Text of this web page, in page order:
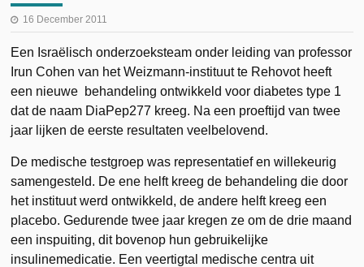
16 December 2011
Een Israëlisch onderzoeksteam onder leiding van professor
Irun Cohen van het Weizmann-instituut te Rehovot heeft
een nieuwe behandeling ontwikkeld voor diabetes type 1
dat de naam DiaPep277 kreeg. Na een proeftijd van twee
jaar lijken de eerste resultaten veelbelovend.
De medische testgroep was representatief en willekeurig
samengesteld. De ene helft kreeg de behandeling die door
het instituut werd ontwikkeld, de andere helft kreeg een
placebo. Gedurende twee jaar kregen ze om de drie maand
een inspuiting, dit bovenop hun gebruikelijke
insulinemedicatie. Een veertigtal medische centra uit